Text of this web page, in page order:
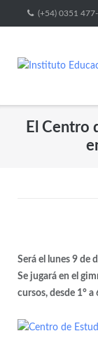
(+54) 0351
El Centro
Será el lunes 9 de
Se jugará en el
cursos, desde 1° a